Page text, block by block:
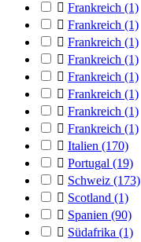
 Frankreich (1)
 Frankreich (1)
 Frankreich (1)
 Frankreich (1)
 Frankreich (1)
 Frankreich (1)
 Frankreich (1)
 Frankreich (1)
 Italien (170)
 Portugal (19)
 Schweiz (173)
 Scotland (1)
 Spanien (90)
 Südafrika (1)